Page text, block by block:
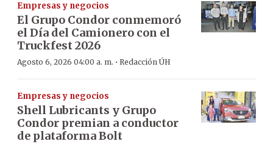
Empresas y negocios
El Grupo Condor conmemoró
el Día del Camionero con el
Truckfest 2026
Agosto 6, 2026 04:00 a. m. · Redacción ÚH
Empresas y negocios
Shell Lubricants y Grupo
Condor premian a conductor
de plataforma Bolt